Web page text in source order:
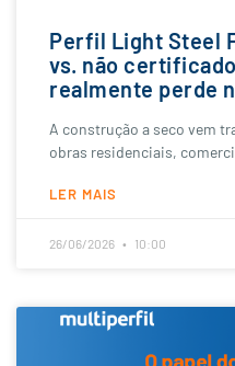
Perfil Light Steel
vs. não
realmente perde
A construção a seco vem
obras residenciais,
LER MAIS
26/06/2026 10:00